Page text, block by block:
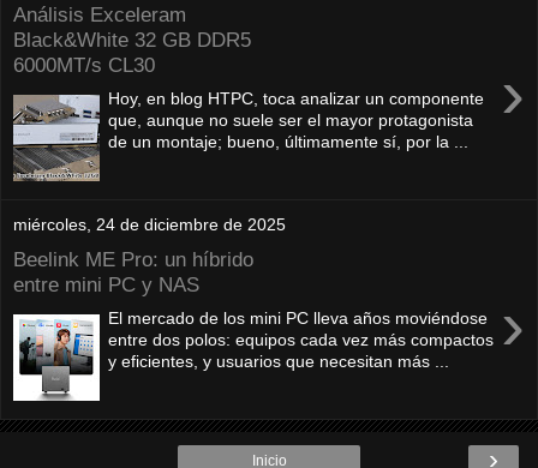
Análisis Exceleram
Black&White 32 GB DDR5
6000MT/s CL30
›
Hoy, en blog HTPC, toca analizar un componente
que, aunque no suele ser el mayor protagonista
de un montaje; bueno, últimamente sí, por la ...
miércoles, 24 de diciembre de 2025
Beelink ME Pro: un híbrido
entre mini PC y NAS
›
El mercado de los mini PC lleva años moviéndose
entre dos polos: equipos cada vez más compactos
y eficientes, y usuarios que necesitan más ...
›
Inicio